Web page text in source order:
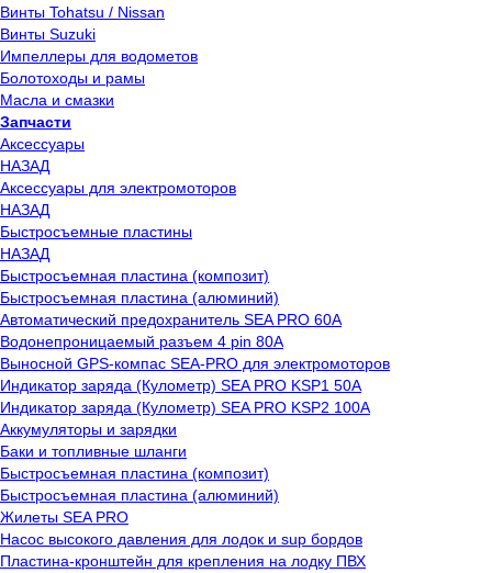
Винты Tohatsu / Nissan
Винты Suzuki
Импеллеры для водометов
Болотоходы и рамы
Масла и смазки
Запчасти
Аксессуары
НАЗАД
Аксессуары для электромоторов
НАЗАД
Быстросъемные пластины
НАЗАД
Быстросъемная пластина (композит)
Быстросъемная пластина (алюминий)
Автоматический предохранитель SEA PRO 60А
Водонепроницаемый разъем 4 pin 80А
Выносной GPS-компас SEA-PRO для электромоторов
Индикатор заряда (Кулометр) SEA PRO KSP1 50А
Индикатор заряда (Кулометр) SEA PRO KSP2 100А
Аккумуляторы и зарядки
Баки и топливные шланги
Быстросъемная пластина (композит)
Быстросъемная пластина (алюминий)
Жилеты SEA PRO
Насос высокого давления для лодок и sup бордов
Пластина-кронштейн для крепления на лодку ПВХ